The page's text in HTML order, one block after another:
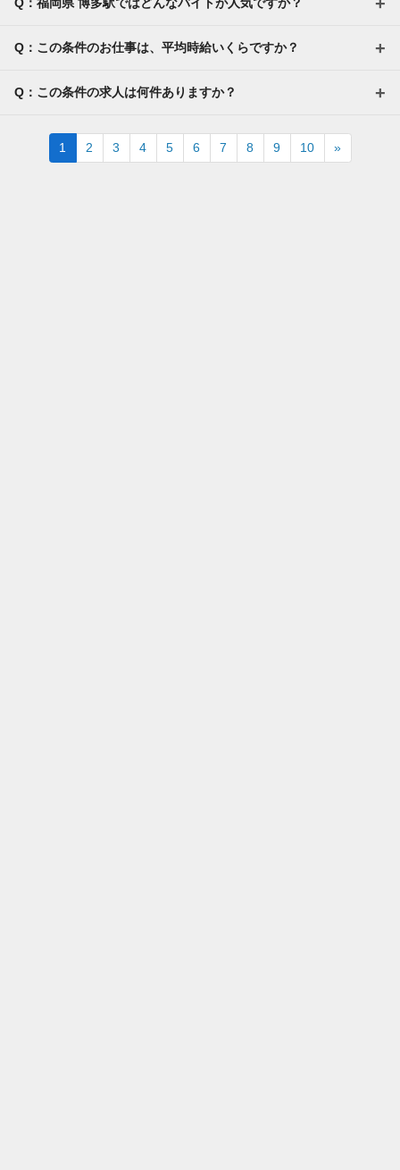
Q：福岡県 博多駅ではどんなバイトが人気ですか？
Q：この条件のお仕事は、平均時給いくらですか？
Q：この条件の求人は何件ありますか？
1 2 3 4 5 6 7 8 9 10 »Next